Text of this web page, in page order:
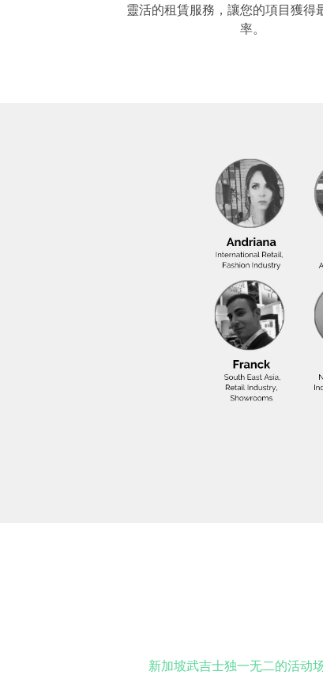
靈活的租賃服務，讓您的項目獲得
率。
新加坡武吉士独一无二的活动